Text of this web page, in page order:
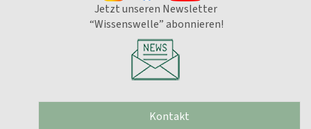
Jetzt unseren Newsletter
“Wissenswelle” abonnieren!
Kontakt